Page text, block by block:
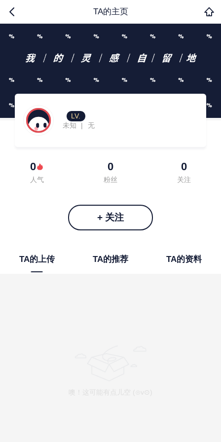
TA的主页
LV.
未知
| 无
0
人气
0
粉丝
0
关注
+ 关注
TA的上传 TA的推荐 TA的资料